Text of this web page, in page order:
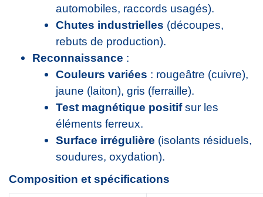
automobiles, raccords usagés).
Chutes industrielles (découpes,
rebuts de production).
Reconnaissance :
Couleurs variées : rougeâtre (cuivre),
jaune (laiton), gris (ferraille).
Test magnétique positifsur les
éléments ferreux.
Surface irrégulière (isolants résiduels,
soudures, oxydation).
Composition et spécifications